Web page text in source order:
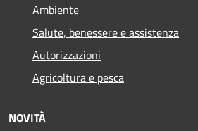
Ambiente
Salute, benessere e assistenza
Autorizzazioni
Agricoltura e pesca
NOVITÀ